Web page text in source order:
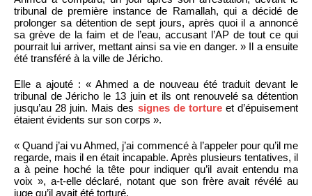
tribunal de première instance de Ramallah, qui a décidé de
prolonger sa détention de sept jours, après quoi il a annoncé
sa grève de la faim et de l’eau, accusant l’AP de tout ce qui
pourrait lui arriver, mettant ainsi sa vie en danger. » Il a ensuite
été transféré à la ville de Jéricho.
Elle a ajouté : « Ahmed a de nouveau été traduit devant le
tribunal de Jéricho le 13 juin et ils ont renouvelé sa détention
jusqu’au 28 juin. Mais des signes de tortureet d’épuisement
étaient évidents sur son corps ».
« Quand j’ai vu Ahmed, j’ai commencé à l’appeler pour qu’il me
regarde, mais il en était incapable. Après plusieurs tentatives, il
a à peine hoché la tête pour indiquer qu’il avait entendu ma
voix », a-t-elle déclaré, notant que son frère avait révélé au
juge qu’il avait été torturé.